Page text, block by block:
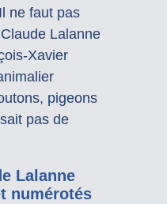
ne faut pas
Lalanne
Xavier
pigeons
pas de
Lalanne
numérotés